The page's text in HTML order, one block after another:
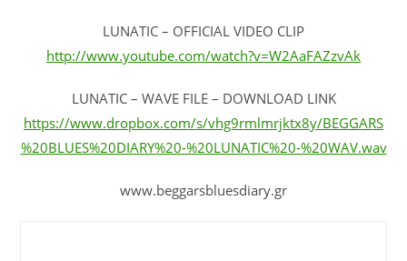
LUNATIC – OFFICIAL VIDEO CLIP
http://www.youtube.com/watch?v=W2AaFAZzvAk
LUNATIC – WAVE FILE – DOWNLOAD LINK
https://www.dropbox.com/s/vhg9rmlmrjktx8y/BEGGARS
%20BLUES%20DIARY%20-%20LUNATIC%20-%20WAV.wav
www.beggarsbluesdiary.gr